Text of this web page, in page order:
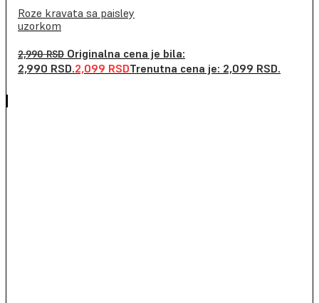
Roze kravata sa paisley
uzorkom
2,990RSD Originalna cena je bila:
2,990 RSD.2,099 RSDTrenutna cena je: 2,099 RSD.